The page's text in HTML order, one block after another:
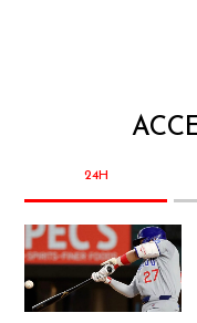
24H